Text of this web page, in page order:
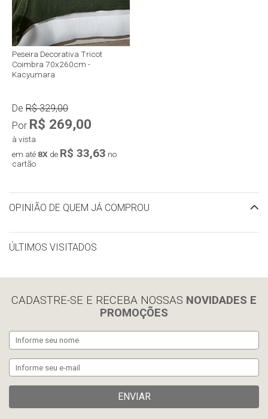
Peseira Decorativa Tricot
Coimbra 70x260cm -
Kacyumara
De R$ 329,00
Por R$ 269,00
à vista
em até 8X de R$ 33,63 no
cartão
OPINIÃO DE QUEM JÁ COMPROU
ÚLTIMOS VISITADOS
CADASTRE-SE E RECEBA NOSSAS NOVIDADES E
PROMOÇÕES
ENVIAR